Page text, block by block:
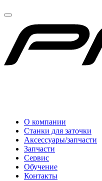
О компании
Станки для заточки
Аксессуары/запчасти
Запчасти
Сервис
Обучение
Контакты